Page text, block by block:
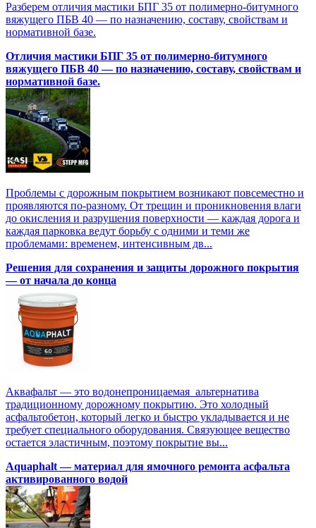
Разберем отличия мастики БПГ 35 от полимерно‑битумного
вяжущего ПБВ 40 — по назначению, составу, свойствам и
нормативной базе.
Отличия мастики БПГ 35 от полимерно‑битумного
вяжущего ПБВ 40 — по назначению, составу, свойствам и
нормативной базе.
Проблемы с дорожным покрытием возникают повсеместно и
проявляются по-разному. От трещин и проникновения влаги
до окисления и разрушения поверхности — каждая дорога и
каждая парковка ведут борьбу с одними и теми же
проблемами: временем, интенсивным дв...
Решения для сохранения и защиты дорожного покрытия
— от начала до конца
Аквафальт — это водонепроницаемая альтернатива
традиционному дорожному покрытию. Это холодный
асфальтобетон, который легко и быстро укладывается и не
требует специального оборудования. Связующее вещество
остается эластичным, поэтому покрытие вы...
Aquaphalt — материал для ямочного ремонта асфальта
активированного водой